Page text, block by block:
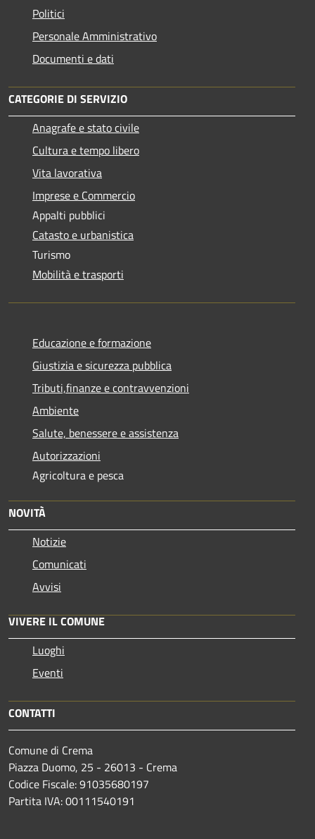
Politici
Personale Amministrativo
Documenti e dati
CATEGORIE DI SERVIZIO
Anagrafe e stato civile
Cultura e tempo libero
Vita lavorativa
Imprese e Commercio
Appalti pubblici
Catasto e urbanistica
Turismo
Mobilità e trasporti
Educazione e formazione
Giustizia e sicurezza pubblica
Tributi,finanze e contravvenzioni
Ambiente
Salute, benessere e assistenza
Autorizzazioni
Agricoltura e pesca
NOVITÀ
Notizie
Comunicati
Avvisi
VIVERE IL COMUNE
Luoghi
Eventi
CONTATTI
Comune di Crema
Piazza Duomo, 25 - 26013 - Crema
Codice Fiscale: 91035680197
Partita IVA: 00111540191